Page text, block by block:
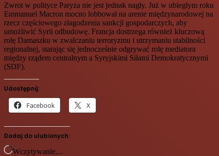
Zwrot w polityce Paryża nie jest jednak nagły. Już w ubiegłym roku
Emmanuel Macron mocno lobbował na arenie międzynarodowej na
rzecz częściowego złagodzenia sankcji gospodarczych, aby
umożliwić Syrii odbudowę. Francja dostrzega również kluczową
rolę Damaszku w zwalczaniu terroryzmu i utrzymaniu stabilności
regionalnej, starając się jednocześnie odgrywać rolę mediatora
między rządem centralnym a Syryjskimi Siłami Demokratycznymi
(SDF).
Udostępnij:
Facebook X
Dodaj do ulubionych:
Wczytywanie…